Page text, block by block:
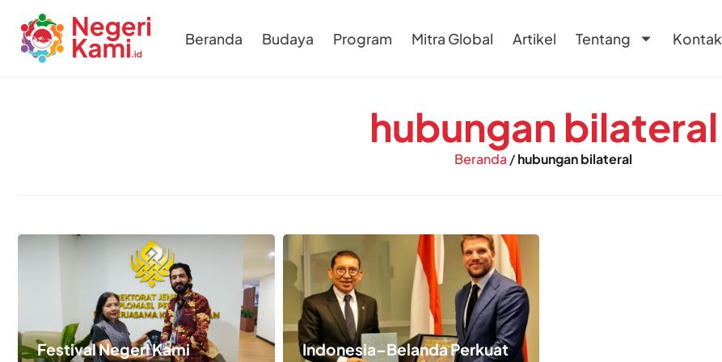
Beranda Budaya Program Mitra Global Artikel Tentang Kontak
hubungan bilateral
Beranda /hubungan bilateral
Festival Negeri Kami
Indonesia–Belanda Perkuat